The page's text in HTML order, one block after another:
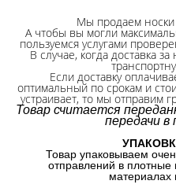
Мы продаем носки
А чтобы вы могли
пользуемся услугами
В случае, когда доставка
Если доставку
оптимальный по срокам и
устраивает, то мы отправим
Товар считается
передачи в
Товар упаковываем
отправлений в плотные
материалах